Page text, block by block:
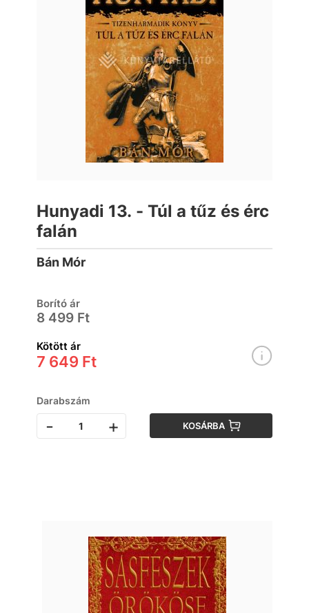
Hunyadi 13. - Túl a tűz és érc
falán
Bán Mór
Borító ár
8 499 Ft
Kötött ár
7 649 Ft
Darabszám
- + KOSÁRBA